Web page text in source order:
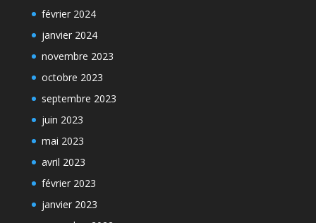
février 2024
janvier 2024
novembre 2023
octobre 2023
septembre 2023
juin 2023
mai 2023
avril 2023
février 2023
janvier 2023